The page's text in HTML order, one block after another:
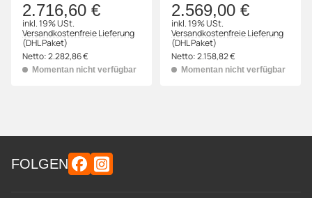
2.716,60 €
inkl. 19% USt.
Versandkostenfreie Lieferung
(DHL Paket)
Netto:2.282,86 €
Momentan nicht verfügbar
2.569,00 €
inkl. 19% USt.
Versandkostenfreie Lieferung
(DHL Paket)
Netto:2.158,82 €
Momentan nicht verfügbar
FOLGEN